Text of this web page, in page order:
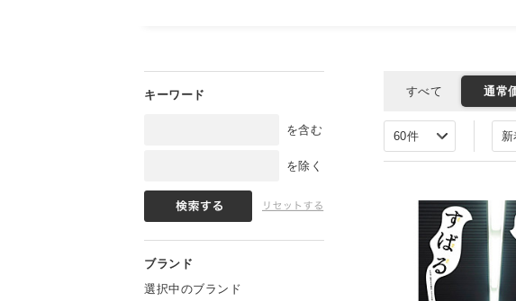
を含む
を除く
選択中のブランド